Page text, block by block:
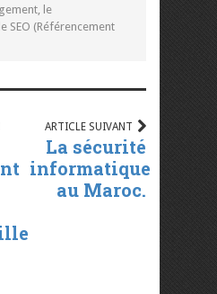
le
SEO (Référencement
ARTICLE SUIVANT
La sécurité
informatique
au Maroc.